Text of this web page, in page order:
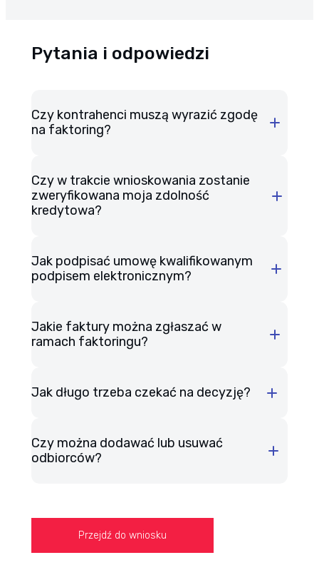
Pytania i odpowiedzi
Czy kontrahenci muszą wyrazić zgodę
na faktoring?
wierzytelności
Czy w trakcie wnioskowania zostanie
zweryfikowana moja zdolność
kredytowa?
Jak podpisać umowę kwalifikowanym
podpisem elektronicznym?
Masz własny podpis kwalifikowany?
ją swoim podpisem kwalifikowanym i
Nie masz podpisu? Skorzystaj z
jednorazowego certyfikatu (mSzafir)
oprogramowania. Otrzymasz umowę e-
Jakie faktury można zgłaszać w
ramach faktoringu?
Jak długo trzeba czekać na decyzję?
Czy można dodawać lub usuwać
odbiorców?
Przejdź do wniosku